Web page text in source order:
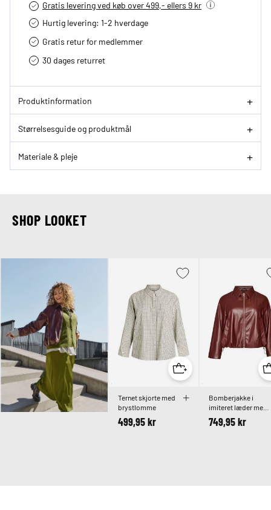
Gratis levering ved køb over 499,- ellers 9 kr
Hurtig levering­: 1-2 hverdage
Gratis retur for medlemmer
30 dages returret
Produktinformation
Størrelsesguide og produktmål
Materiale & pleje
SHOP LOOKET
Ternet skjorte med
brystlomme
499,95 kr
Bomberjakke i
imiteret læder med
snøre forneden
749,95 kr